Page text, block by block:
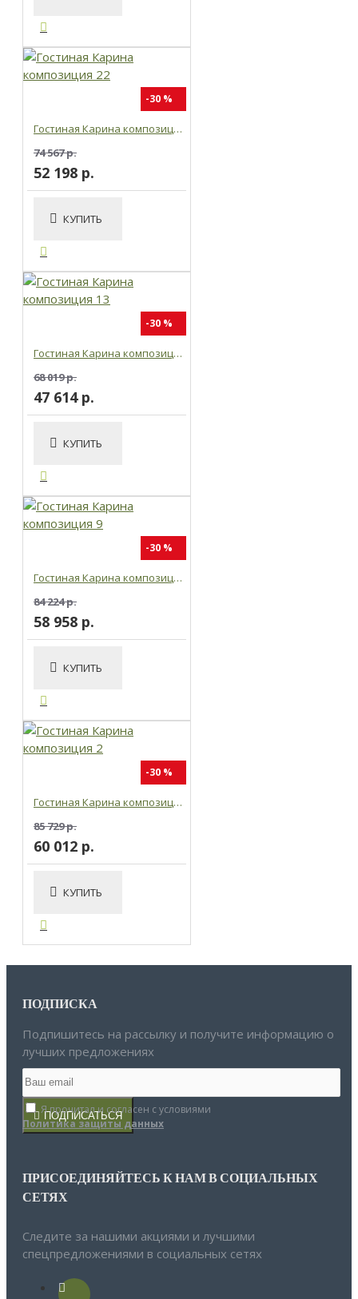
-30 %
Гостиная Карина композиция 22
74 567 р.
52 198 р.
КУПИТЬ
-30 %
Гостиная Карина композиция 13
68 019 р.
47 614 р.
КУПИТЬ
-30 %
Гостиная Карина композиция 9
84 224 р.
58 958 р.
КУПИТЬ
-30 %
Гостиная Карина композиция 2
85 729 р.
60 012 р.
КУПИТЬ
ПОДПИСКА
Подпишитесь на рассылку и получите информацию о
лучших предложениях
ПОДПИСАТЬСЯ
Я прочитал и согласен с условиями
Политика защиты данных
ПРИСОЕДИНЯЙТЕСЬ К НАМ В СОЦИАЛЬНЫХ
СЕТЯХ
Следите за нашими акциями и лучшими
спецпредложениями в социальных сетях